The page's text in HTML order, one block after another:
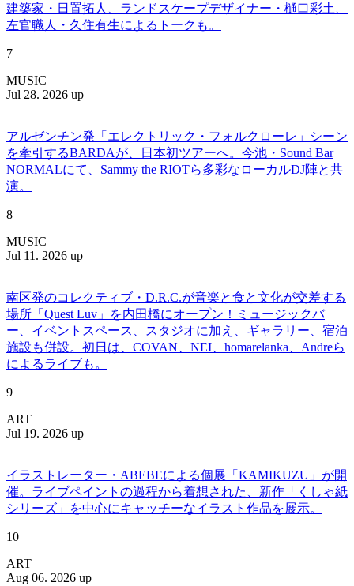
建築家・日置拓人、ランドスケープデザイナー・樋口彩土、
左官職人・久住有生によるトークも。
7
MUSIC
Jul 28. 2026 up
アルゼンチン発「エレクトリック・フォルクローレ」シーン
を牽引するBARDAが、日本初ツアーへ。今池・Sound Bar
NORMALにて、Sammy the RIOTら多彩なローカルDJ陣と共
演。
8
MUSIC
Jul 11. 2026 up
南区発のコレクティブ・D.R.C.が⾳楽と⾷と⽂化が交差する
場所「Quest Luv」を内田橋にオープン！ミュージックバ
ー、イベントスペース、スタジオに加え、ギャラリー、宿泊
施設も併設。初日は、COVAN、NEI、homarelanka、Andreら
によるライブも。
9
ART
Jul 19. 2026 up
イラストレーター・ABEBEによる個展「KAMIKUZU」が開
催。ライブペイントの過程から着想された、新作「くしゃ紙
シリーズ」を中心にキャッチーなイラスト作品を展示。
10
ART
Aug 06. 2026 up